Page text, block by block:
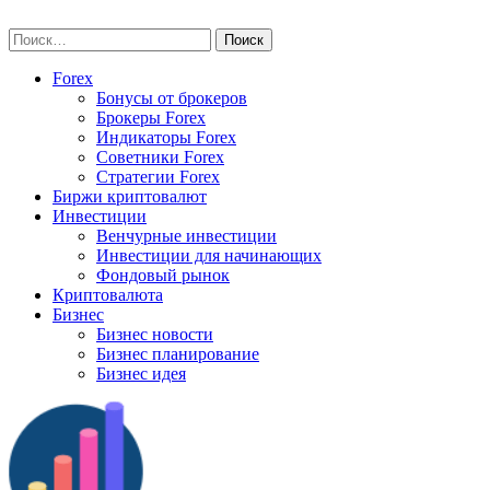
to
content
Найти:
Forex
Бонусы от брокеров
Брокеры Forex
Индикаторы Forex
Советники Forex
Стратегии Forex
Биржи криптовалют
Инвестиции
Венчурные инвестиции
Инвестиции для начинающих
Фондовый рынок
Криптовалюта
Бизнес
Бизнес новости
Бизнес планирование
Бизнес идея